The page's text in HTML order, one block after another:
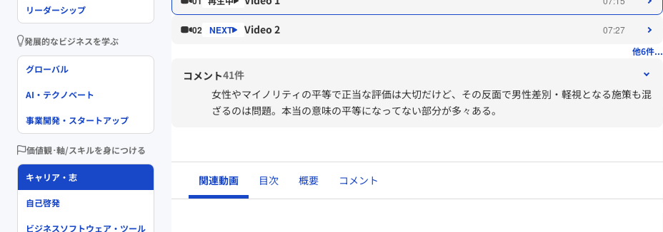
02 Video 2
07:27
他6件...
コメント41件
女性やマイノリティの平等で正当な評価は大切だけど、その反面で男性差別・軽視となる施策も混
ざるのは問題。本当の意味の平等になってない部分が多々ある。
関連動画 目次 概要 コメント
リーダーシップ
発展的なビジネスを学ぶ
グローバル
AI・テクノベート
事業開発・スタートアップ
価値観･軸/スキルを身につける
キャリア・志
自己啓発
ビジネスソフトウェア・ツール